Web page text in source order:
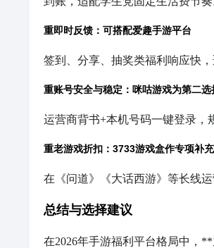
重即时反馈：可搭配爱趣手游平台
签到、分享、抽奖类福利响应快
重账号安全与稳定：咪咕游戏为第二选
运营商背书+本机号码一键登录，
重老游戏折扣：3733游戏盒作专项补充
在《问道》《大话西游》等长线
总结与选择建议
在2026年手游福利平台格局中，